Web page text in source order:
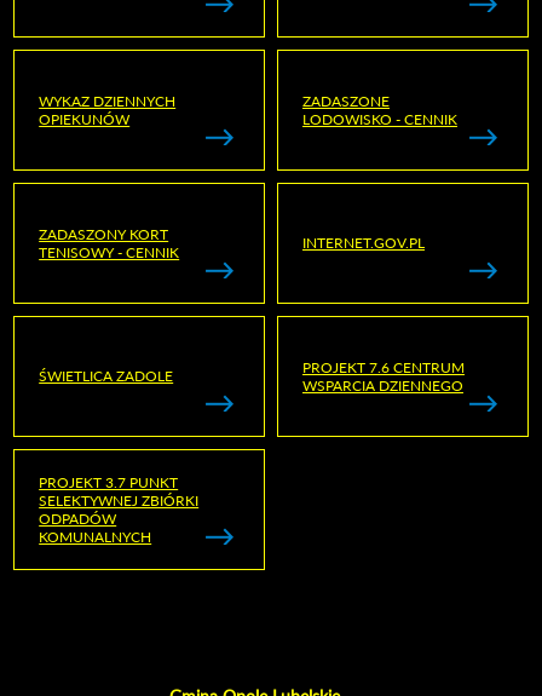
WYKAZ DZIENNYCH
OPIEKUNÓW
ZADASZONE
LODOWISKO - CENNIK
ZADASZONY KORT
TENISOWY - CENNIK
INTERNET.GOV.PL
ŚWIETLICA ZADOLE
PROJEKT 7.6 CENTRUM
WSPARCIA DZIENNEGO
PROJEKT 3.7 PUNKT
SELEKTYWNEJ ZBIÓRKI
ODPADÓW
KOMUNALNYCH